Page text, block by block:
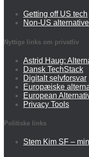
Getting off US tech
Non-US
Nyttige links om privatliv
Astrid Haug:
Dansk TechStack
Digitalt selvforsvar
Europæiske
European
Privacy Tools
Politiske links
Stem Kim SF –